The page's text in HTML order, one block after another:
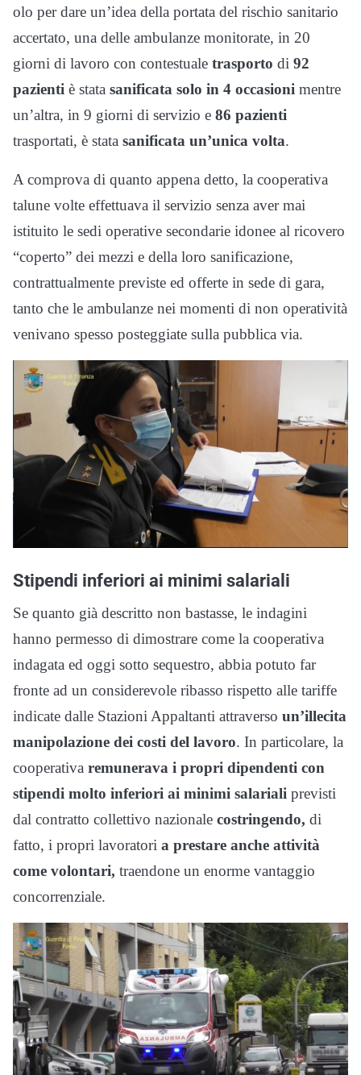
olo per dare un’idea della portata del rischio sanitario
accertato, una delle ambulanze monitorate, in 20
giorni di lavoro con contestuale trasporto di 92
pazienti è stata sanificata solo in 4 occasioni mentre
un’altra, in 9 giorni di servizio e 86 pazienti
trasportati, è stata sanificata un’unica volta.
A comprova di quanto appena detto, la cooperativa
talune volte effettuava il servizio senza aver mai
istituito le sedi operative secondarie idonee al ricovero
“coperto” dei mezzi e della loro sanificazione,
contrattualmente previste ed offerte in sede di gara,
tanto che le ambulanze nei momenti di non operatività
venivano spesso posteggiate sulla pubblica via.
Stipendi inferiori ai minimi salariali
Se quanto già descritto non bastasse, le indagini
hanno permesso di dimostrare come la cooperativa
indagata ed oggi sotto sequestro, abbia potuto far
fronte ad un considerevole ribasso rispetto alle tariffe
indicate dalle Stazioni Appaltanti attraverso un’illecita
manipolazione dei costi del lavoro. In particolare, la
cooperativa remunerava i propri dipendenti con
stipendi molto inferiori ai minimi salariali previsti
dal contratto collettivo nazionale costringendo, di
fatto, i propri lavoratori a prestare anche attività
come volontari, traendone un enorme vantaggio
concorrenziale.